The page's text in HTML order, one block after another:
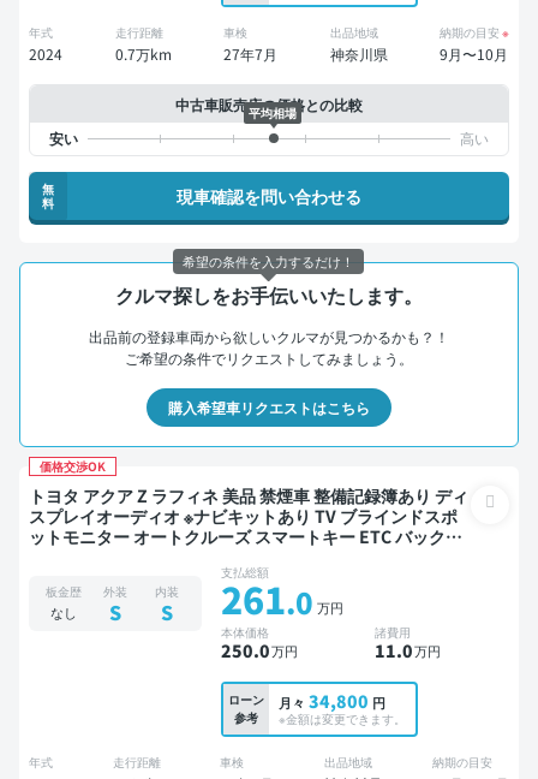
年式
2024
走行距離
0.7万km
車検
27年7月
出品地域
神奈川県
納期の目安 ※
9月〜10月
中古車販売店の価格との比較
平均相場
無
料
現車確認を問い合わせる
クルマ探しをお手伝いいたします。
出品前の登録車両から欲しいクルマが見つかるかも？！
ご希望の条件でリクエストしてみましょう。
購入希望車リクエストはこちら
価格交渉OK
トヨタ アクア Z ラフィネ 美品 禁煙車 整備記録簿あり ディ
スプレイオーディオ ※ナビキットあり TV ブラインドスポ
ットモニター オートクルーズ スマートキー ETC バックモ
板金歴
なし
外装
S
内装
S
支払総額
261.0 万円
本体価格
250.0万円
諸費用
11.0万円
ローン
参考
月々 34,800 円
※金額は変更できます。
年式 走行距離 車検 出品地域 納期の目安
希望の条件を入力するだけ！